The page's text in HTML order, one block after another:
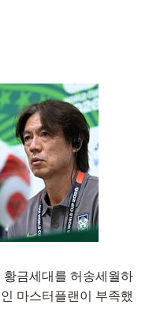
금세대를 허송세월하
마스터플랜이 부족했